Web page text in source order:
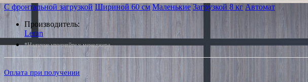
С фронтальной загрузкой Шириной 60 см Маленькие Загрузкой 8 кг Автомат
Производитель:
Leran
*Наличие уточняйте у менеджера
Оплата при получении